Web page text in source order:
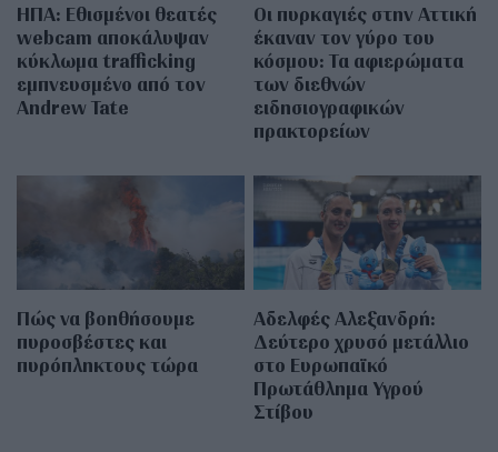
ΗΠΑ: Εθισμένοι θεατές
webcam αποκάλυψαν
κύκλωμα trafficking
εμπνευσμένο από τον
Andrew Tate
Οι πυρκαγιές στην Αττική
έκαναν τον γύρο του
κόσμου: Τα αφιερώματα
των διεθνών
ειδησιογραφικών
πρακτορείων
Πώς να βοηθήσουμε
πυροσβέστες και
πυρόπληκτους τώρα
Αδελφές Αλεξανδρή:
Δεύτερο χρυσό μετάλλιο
στο Ευρωπαϊκό
Πρωτάθλημα Υγρού
Στίβου